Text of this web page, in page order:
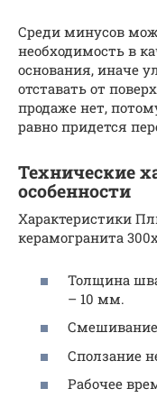
Среди минусов
необходимость в
основания, иначе
отставать от
продаже нет,
равно придется
Технические
особенности
Характеристики
керамогранита
Толщина
– 10 мм.
Смешивание
Сползание
Рабочее